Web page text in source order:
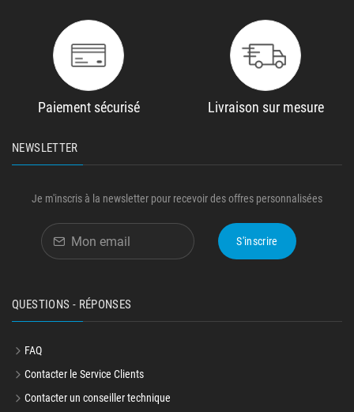
Paiement sécurisé Livraison sur mesure
NEWSLETTER
Je m'inscris à la newsletter pour recevoir des offres personnalisées
S'inscrire
QUESTIONS - RÉPONSES
FAQ
Contacter le Service Clients
Contacter un conseiller technique